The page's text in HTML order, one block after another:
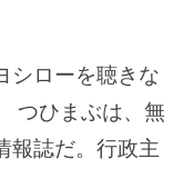
シローを聴きな
つひまぶは、無
報誌だ。行政主